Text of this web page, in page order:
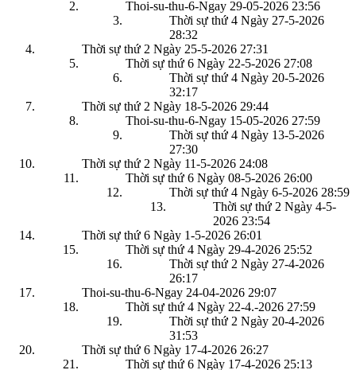
Thoi-su-thu-6-Ngay 29-05-2026 23:56
Thời sự thứ 4 Ngày 27-5-2026
28:32
Thời sự thứ 2 Ngày 25-5-2026 27:31
Thời sự thứ 6 Ngày 22-5-2026 27:08
Thời sự thứ 4 Ngày 20-5-2026
32:17
Thời sự thứ 2 Ngày 18-5-2026 29:44
Thoi-su-thu-6-Ngay 15-05-2026 27:59
Thời sự thứ 4 Ngày 13-5-2026
27:30
Thời sự thứ 2 Ngày 11-5-2026 24:08
Thời sự thứ 6 Ngày 08-5-2026 26:00
Thời sự thứ 4 Ngày 6-5-2026 28:59
Thời sự thứ 2 Ngày 4-5-
2026 23:54
Thời sự thứ 6 Ngày 1-5-2026 26:01
Thời sự thứ 4 Ngày 29-4-2026 25:52
Thời sự thứ 2 Ngày 27-4-2026
26:17
Thoi-su-thu-6-Ngay 24-04-2026 29:07
Thời sự thứ 4 Ngày 22-4.-2026 27:59
Thời sự thứ 2 Ngày 20-4-2026
31:53
Thời sự thứ 6 Ngày 17-4-2026 26:27
Thời sự thứ 6 Ngày 17-4-2026 25:13